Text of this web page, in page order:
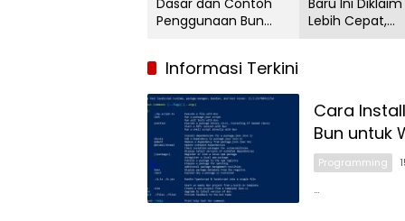
Penggunaan Bun
Lebih Cepat,
Benarkah Masa
Informasi Terkini
Cara
Bun untuk
Programming
…